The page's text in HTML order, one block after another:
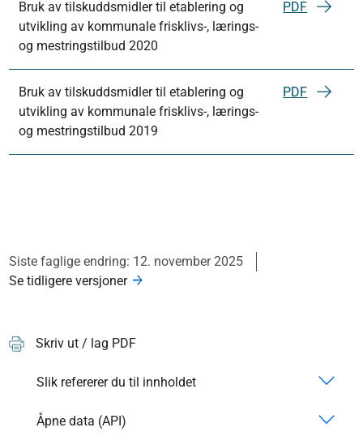
Bruk av tilskuddsmidler til etablering og
utvikling av kommunale frisklivs-, lærings-
og mestringstilbud 2020
PDF
Bruk av tilskuddsmidler til etablering og
utvikling av kommunale frisklivs-, lærings-
og mestringstilbud 2019
PDF
Siste faglige endring: 12. november 2025
Se tidligere versjoner
Skriv ut / lag PDF
Slik refererer du til innholdet
Åpne data (API)